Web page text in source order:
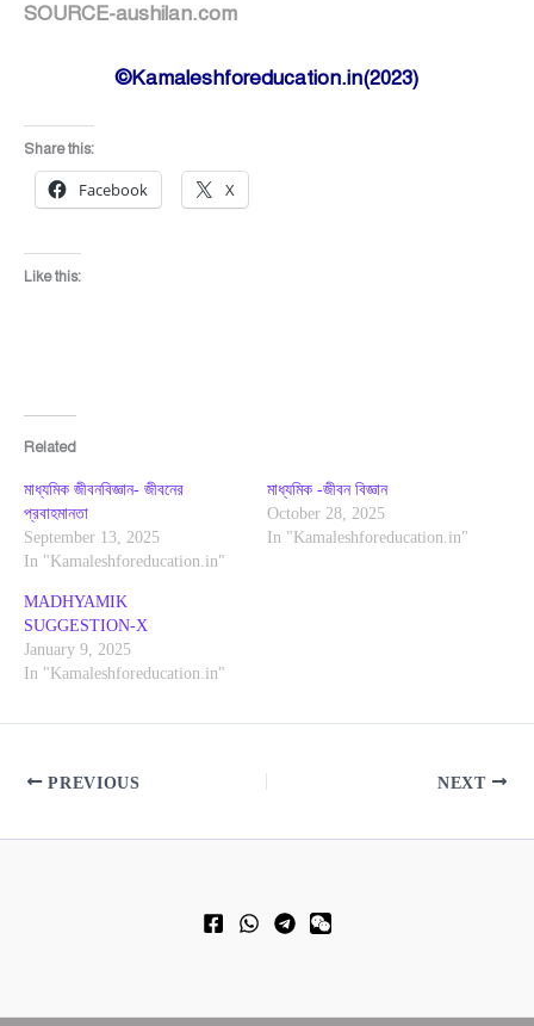
SOURCE-aushilan.com
©Kamaleshforeducation.in(2023)
Share this:
Facebook X
Like this:
Related
মাধ্যমিক জীবনবিজ্ঞান- জীবনের
প্রবাহমানতা
September 13, 2025
In "Kamaleshforeducation.in"
মাধ্যমিক -জীবন বিজ্ঞান
October 28, 2025
In "Kamaleshforeducation.in"
MADHYAMIK
SUGGESTION-X
January 9, 2025
In "Kamaleshforeducation.in"
PREVIOUS NEXT